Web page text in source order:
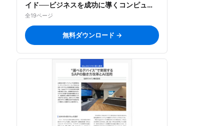
イド──ビジネスを成功に導くコンピュー
タ選びと活用法
全19ページ
無料ダウンロード →